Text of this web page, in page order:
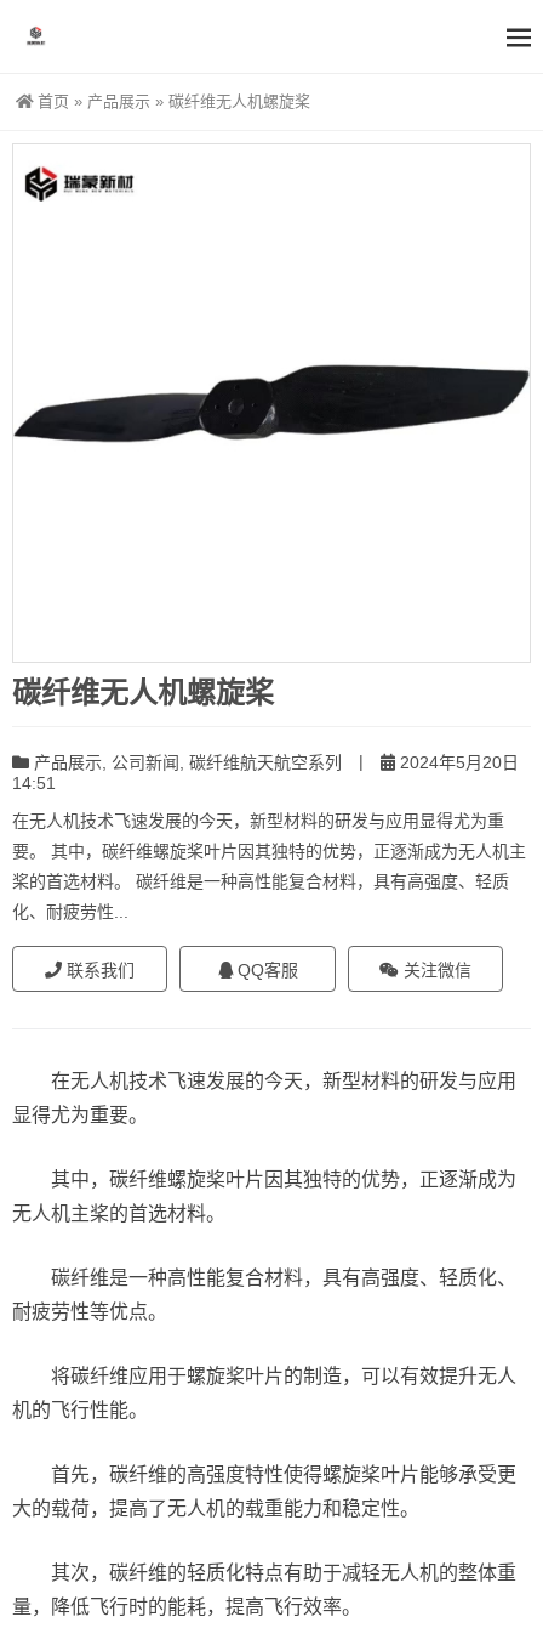
首页 » 产品展示 » 碳纤维无人机螺旋桨
碳纤维无人机螺旋桨
产品展示 公司新闻 碳纤维航天航空系列 |
2024年5月20日
14:51
在无人机技术飞速发展的今天，新型材料的研发与应用显得尤为重
要。 其中，碳纤维螺旋桨叶片因其独特的优势，正逐渐成为无人机主
桨的首选材料。 碳纤维是一种高性能复合材料，具有高强度、轻质
化、耐疲劳性...
联系我们 QQ客服 关注微信
在无人机技术飞速发展的今天，新型材料的研发与应用
显得尤为重要。
其中，碳纤维螺旋桨叶片因其独特的优势，正逐渐成为
无人机主桨的首选材料。
碳纤维是一种高性能复合材料，具有高强度、轻质化、
耐疲劳性等优点。
将碳纤维应用于螺旋桨叶片的制造，可以有效提升无人
机的飞行性能。
首先，碳纤维的高强度特性使得螺旋桨叶片能够承受更
大的载荷，提高了无人机的载重能力和稳定性。
其次，碳纤维的轻质化特点有助于减轻无人机的整体重
量，降低飞行时的能耗，提高飞行效率。